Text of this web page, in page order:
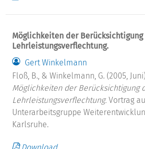
Möglichkeiten der
Lehrleistungsverflechtung.
Gert Winkelmann
Floß, B., & Winkelmann, G. (2005,
Möglichkeiten der Berücksichtigung
Lehrleistungsverflechtung. Vortrag
Unterarbeitsgruppe
Karlsruhe.